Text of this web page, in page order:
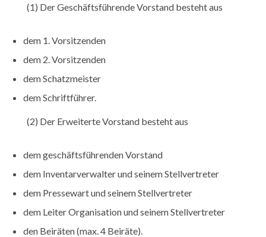
(1) Der Geschäftsführende Vorstand besteht aus
dem 1. Vorsitzenden
dem 2. Vorsitzenden
dem Schatzmeister
dem Schriftführer.
(2) Der Erweiterte Vorstand besteht aus
dem geschäftsführenden Vorstand
dem Inventarverwalter und seinem Stellvertreter
dem Pressewart und seinem Stellvertreter
dem Leiter Organisation und seinem Stellvertreter
den Beiräten (max. 4 Beiräte).